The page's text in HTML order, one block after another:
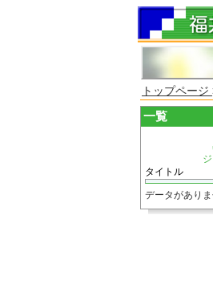
トップページ
一覧
タイトル
データがありま